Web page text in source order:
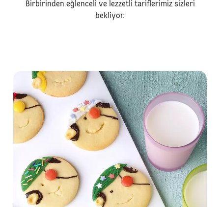
Birbirinden eğlenceli ve lezzetli tariflerimiz sizleri
bekliyor.